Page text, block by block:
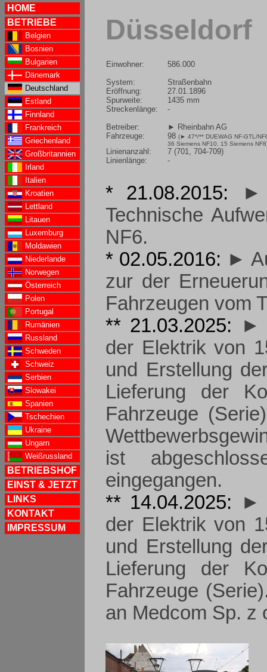
HOME
BETRIEBE
Belgien
Bosnien
Bulgarien
Dänemark
Deutschland
Estland
Finnland
Frankreich
Griechenland
Großbritannien
Irland
Italien
Kroatien
Lettland
Litauen
Luxemburg
Moldawien
Niederlande
Norwegen
Österreich
Polen
Portugal
Rumänien
Russland
Schweden
Schweiz
Serbien
Slowakei
Spanien
Tschechien
Ukraine
Ungarn
Weißrussland
BETRIEBSHOF
EINST & JETZT
LINKS
KONTAKT
IMPRESSUM
Düsseldorf
Einwohner:
System:
Eröffnung:
Spurweite:
Streckenlänge:
Betreiber:
Fahrzeuge:
Linienanzahl:
Linienlänge:
586.000
Straßenbahn
27.01.1896
1435 mm
-
► Rheinbahn AG
98 (► 47*/** DUEWAG NF-GTL/
36 Siemens NF10 , 15 Siemens
7 (701, 704-709)
-
* 21.08.2015:
►
Technische
NF6.
* 02.05.2016: ►
zur der
Fahrzeugen vom
** 21.03.2025:
►
der Elektrik von
und Erstellung
Lieferung der
Fahrzeuge
ist
eingegangen.
** 14.04.2025:
►
der Elektrik von
und Erstellung
Lieferung der
Fahrzeuge
an Medcom Sp. z